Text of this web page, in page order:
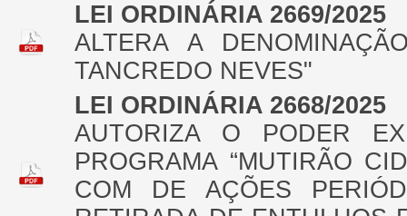
LEI ORDINÁRIA 2669/2025
ALTERA A
TANCREDO NEVES"
LEI ORDINÁRIA 2668/2025
AUTORIZA O PODER
PROGRAMA “MUTIRÃO
COM DE AÇÕES